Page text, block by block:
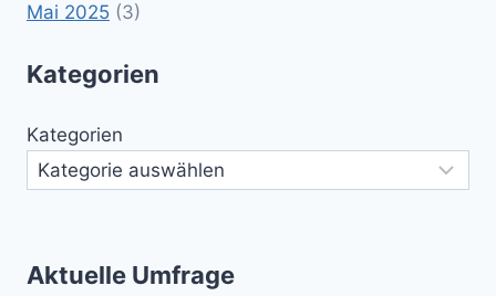
Mai 2025 (3)
Kategorien
Kategorien
Aktuelle Umfrage